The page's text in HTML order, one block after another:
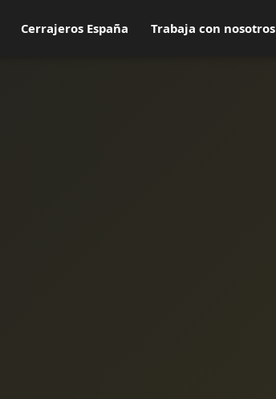
Cerrajeros España Trabaja con nosotros